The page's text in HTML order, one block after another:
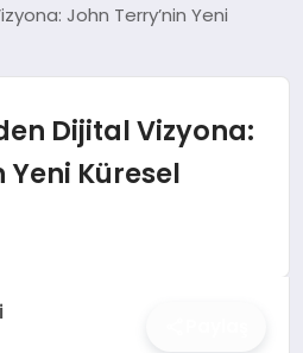
John Terry’nin Yeni
Dijital Vizyona:
Yeni Küresel